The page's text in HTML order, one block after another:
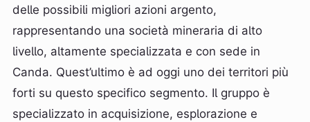
delle possibili migliori azioni argento,
rappresentando una società mineraria di alto
livello, altamente specializzata e con sede in
Canda. Quest’ultimo è ad oggi uno dei territori più
forti su questo specifico segmento. Il gruppo è
specializzato in acquisizione, esplorazione e